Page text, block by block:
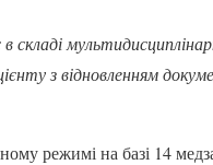
в складі
з відновленням
режимі на базі 14